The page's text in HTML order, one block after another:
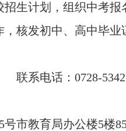
生计划，组织中考报
核发初中、高中毕业
系电话：0728-
号市教育局办公楼5楼